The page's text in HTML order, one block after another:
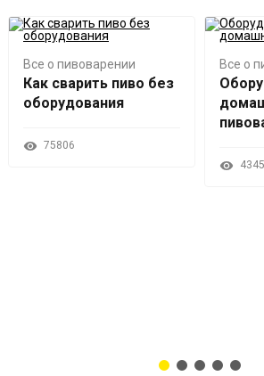
Все о пивоварении
Как сварить пиво без
оборудования
75806
Все о